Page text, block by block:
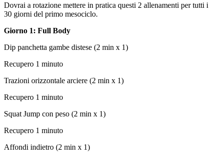
Dovrai a rotazione mettere in pratica questi 2 allenamenti per tutti i
30 giorni del primo mesociclo.
Giorno 1: Full Body
Dip panchetta gambe distese (2 min x 1)
Recupero 1 minuto
Trazioni orizzontale arciere (2 min x 1)
Recupero 1 minuto
Squat Jump con peso (2 min x 1)
Recupero 1 minuto
Affondi indietro (2 min x 1)